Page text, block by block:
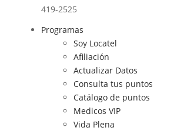
419-2525
Programas
Soy Locatel
Afiliación
Actualizar Datos
Consulta tus puntos
Catálogo de puntos
Medicos VIP
Vida Plena